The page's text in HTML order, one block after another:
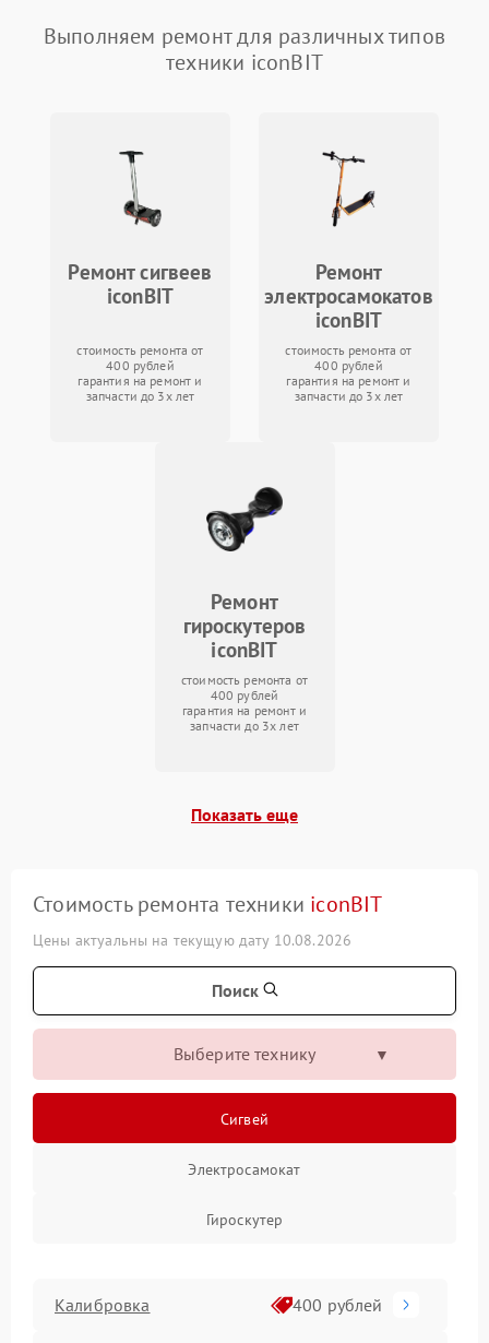
Выполняем ремонт для различных типов
техники iconBIT
Ремонт сигвеев
iconBIT
стоимость ремонта от
400 рублей
гарантия на ремонт и
запчасти до 3х лет
Ремонт
электросамокатов
iconBIT
стоимость ремонта от
400 рублей
гарантия на ремонт и
запчасти до 3х лет
Ремонт
гироскутеров
iconBIT
стоимость ремонта от
400 рублей
гарантия на ремонт и
запчасти до 3х лет
Показать еще
Стоимость ремонта техники iconBIT
Цены актуальны на текущую дату 10.08.2026
Поиск
Выберите технику
Сигвей
Электросамокат
Гироскутер
Калибровка 400 рублей